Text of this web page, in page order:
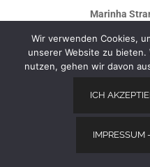
Marinha
Wir verwenden Cookies,
unserer Website zu
nutzen, gehen wir davon
ICH
IMPRESSUM